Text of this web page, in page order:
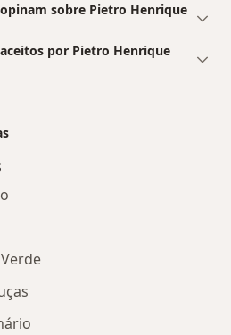
sobre Pietro Henrique
por Pietro Henrique